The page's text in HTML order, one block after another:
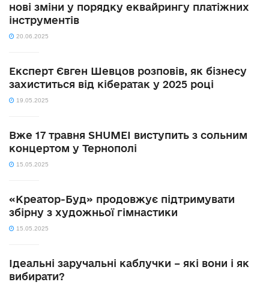
нові зміни у порядку еквайрингу платіжних
інструментів
20.06.2025
Експерт Євген Шевцов розповів, як бізнесу
захиститься від кібератак у 2025 році
19.05.2025
Вже 17 травня SHUMEI виступить з сольним
концертом у Тернополі
15.05.2025
«Креатор-Буд» продовжує підтримувати
збірну з художньої гімнастики
15.05.2025
Ідеальні заручальні каблучки – які вони і як
вибирати?